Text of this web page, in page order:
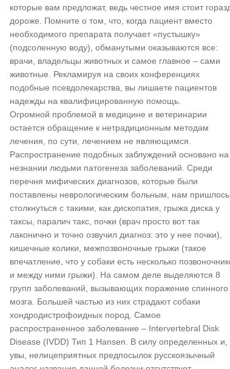
которые вам предложат, ведь честное имя стоит
дороже. Помните о том, что, когда пациент вместо
необходимого препарата получает «пустышку»
(подсоленную воду), обманутыми оказываются все:
врачи, владельцы животных и самое главное – сами
животные. Рекламируя на своих конференциях
подобные псевдолекарства, вы лишаете пациентов
надежды на квалифицированную помощь.
Огромной проблемой в медицине и ветеринарии
остается обращение к нетрадиционным методам
лечения, по сути, лечением не являющимся.
Распространение подобных заблуждений основано на
незнании людьми патогенеза заболеваний. Среди
перечня мифических диагнозов, которые были
поставлены неврологическим больным, нам пришлось
столкнуться с такими, как дископатия, грыжа диска у
таксы, паралич такс, почки (врач просто вот так
лаконично и точно озвучил диагноз: это у нее почки),
кишечные колики, межпозвоночные грыжи (такое
впечатление, что у собаки есть несколько
и между ними грыжи). На самом деле выделяются 8
групп заболеваний, вызывающих поражение спинного
мозга. Большей частью из них страдают собаки
хондродистрофоидных пород. Самое
распространенное заболевание – Intervertebral Disk
Disease (IVDD) Тип 1 Hansen. В силу определенных и,
увы, нелицеприятных предпосылок русскоязычный